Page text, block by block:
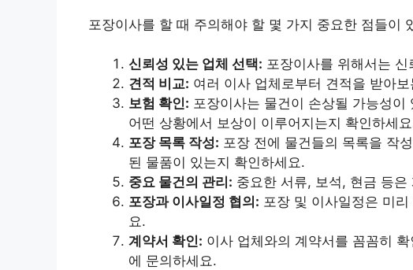
포장이사를 할 때 주의해야 할 몇 가지 중요한 점들이
신뢰성 있는 업체 선택: 포장이사를 위해서는
견적 비교: 여러 이사 업체로부터 견적을 받아
보험 확인: 포장이사는 물건이 손상될 가능성
어떤 상황에서 보상이 이루어지는지 확인하세
포장 목록 작성: 포장 전에 물건들의 목록을 작
된 물품이 있는지 확인하세요.
중요 물건의 관리: 중요한 서류, 보석, 현금 등
포장과 이사일정 협의: 포장 및 이사일정은 미
요.
계약서 확인: 이사 업체와의 계약서를 꼼꼼히
에 문의하세요.